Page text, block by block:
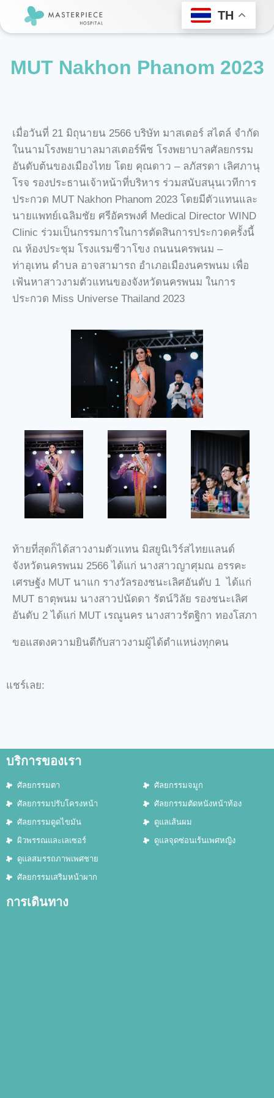
TH
MUT Nakhon Phanom 2023
เมื่อวันที่ 21 มิถุนายน 2566 บริษัท มาสเตอร์ สไตล์ จำกัด
ในนามโรงพยาบาลมาสเตอร์พีช โรงพยาบาลศัลยกรรม
อันดับต้นของเมืองไทย โดย คุณดาว – ลภัสรดา เลิศภานุ
โรจ รองประธานเจ้าหน้าที่บริหาร ร่วมสนับสนุนเวทีการ
ประกวด MUT Nakhon Phanom 2023 โดยมีตัวแทนและ
นายแพทย์เฉลิมชัย ศรีอัครพงศ์ Medical Director WIND
Clinic ร่วมเป็นกรรมการในการตัดสินการประกวดครั้งนี้
ณ ห้องประชุม โรงแรมชีวาโขง ถนนนครพนม –
ท่าอุเทน ตำบล อาจสามารถ อำเภอเมืองนครพนม เพื่อ
เฟ้นหาสาวงามตัวแทนของจังหวัดนครพนม ในการ
ประกวด Miss Universe Thailand 2023
ท้ายที่สุดก็ได้สาวงามตัวแทน มิสยูนิเวิร์สไทยแลนด์
จังหวัดนครพนม 2566 ได้แก่ นางสาวญาศุมณ อรรคะ
เศรษฐัง MUT นาแก รางวัลรองชนะเลิศอันดับ 1 ได้แก่
MUT ธาตุพนม นางสาวปนัดดา รัตน์วิลัย รองชนะเลิศ
อันดับ 2 ได้แก่ MUT เรณูนคร นางสาวรัตฐิกา ทองโสภา
ขอแสดงความยินดีกับสาวงามผู้ได้ตำแหน่งทุกคน
แชร์เลย:
บริการของเรา
ศัลยกรรมตา
ศัลยกรรมปรับโครงหน้า
ศัลยกรรมดูดไขมัน
ผิวพรรณและเลเซอร์
ดูแลสมรรถภาพเพศชาย
ศัลยกรรมเสริมหน้าผาก
ศัลยกรรมจมูก
ศัลยกรรมตัดหนังหน้าท้อง
ดูแลเส้นผม
ดูแลจุดซ่อนเร้นเพศหญิง
การเดินทาง